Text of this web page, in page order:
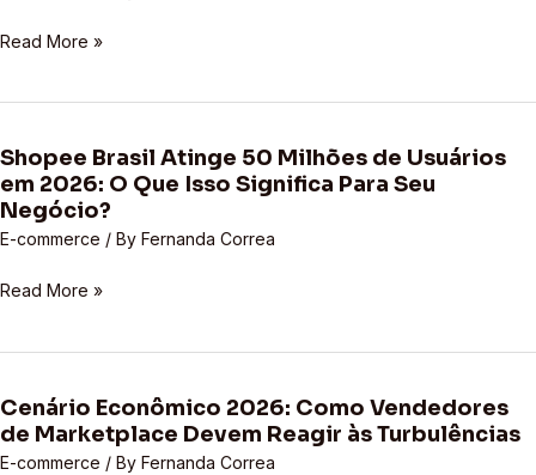
Vendedores:
e
para
o
Sucesso
no
Read More »
Shopee Brasil Atinge 50 Milhões de Usuários
em 2026: O Que Isso Significa Para Seu
Negócio?
E-commerce / By Fernanda Correa
Shopee
Brasil
Atinge
50
de
em
O
Que
Isso
Read More »
Cenário Econômico 2026: Como Vendedores
de Marketplace Devem Reagir às Turbulências
E-commerce / By Fernanda Correa
Cenário
Econômico
2026: